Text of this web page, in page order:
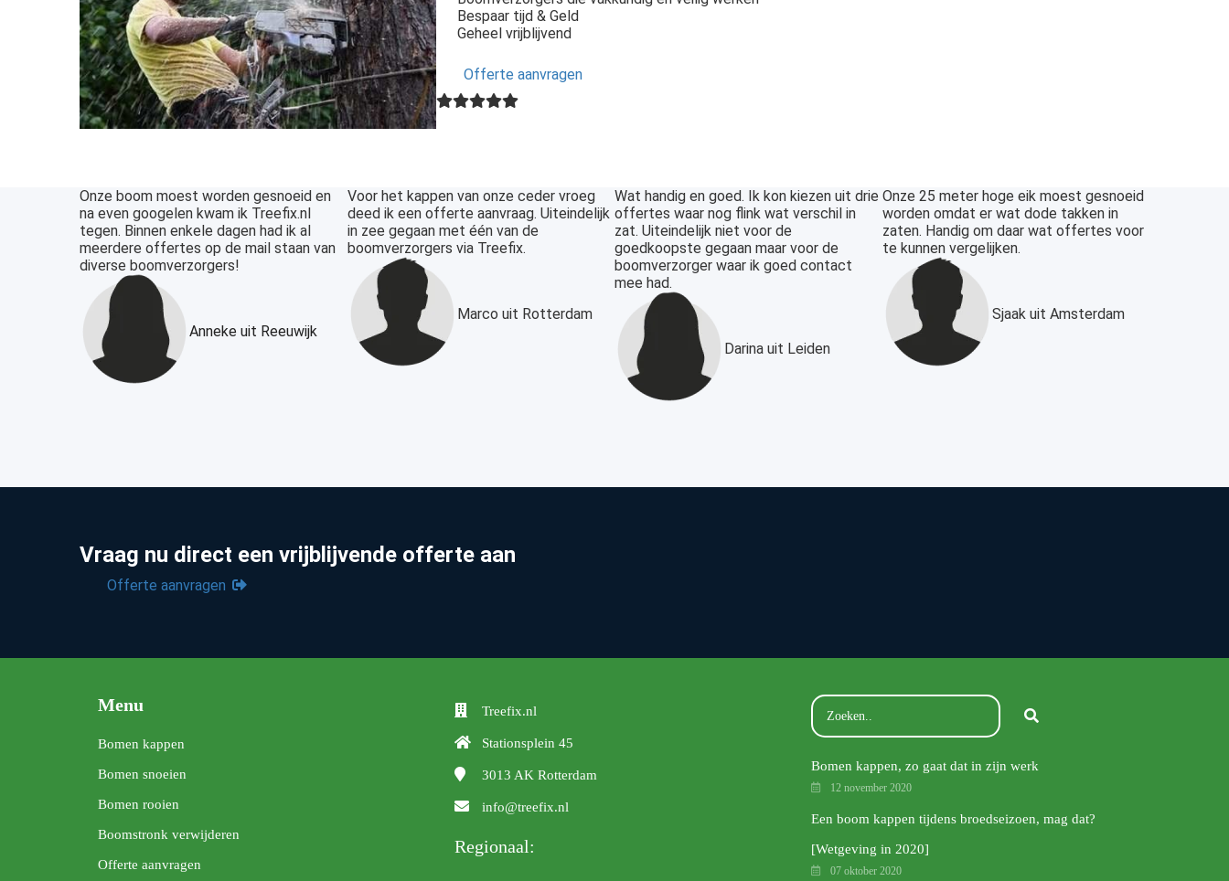
Bespaar tijd & Geld
Geheel vrijblijvend
Offerte aanvragen
Onze boom moest worden gesnoeid en
na even googelen kwam ik Treefix.nl
tegen. Binnen enkele dagen had ik al
meerdere offertes op de mail staan van
diverse boomverzorgers!
Anneke uit Reeuwijk
Voor het kappen van onze ceder vroeg
deed ik een offerte aanvraag. Uiteindelijk
in zee gegaan met één van de
boomverzorgers via Treefix.
Marco uit Rotterdam
Wat handig en goed. Ik kon kiezen uit drie
offertes waar nog flink wat verschil in
zat. Uiteindelijk niet voor de
goedkoopste gegaan maar voor de
boomverzorger waar ik goed contact
mee had.
Darina uit Leiden
Onze 25 meter hoge eik moest gesnoeid
worden omdat er wat dode takken in
zaten. Handig om daar wat offertes voor
te kunnen vergelijken.
Sjaak uit Amsterdam
Vraag nu direct een vrijblijvende offerte aan
Offerte aanvragen
Menu
Bomen kappen
Bomen snoeien
Bomen rooien
Boomstronk verwijderen
Offerte aanvragen
Treefix.nl
Stationsplein 45
3013 AK Rotterdam
info@treefix.nl
Regionaal:
Bomen kappen, zo gaat dat in zijn werk
12 november 2020
Een boom kappen tijdens broedseizoen, mag dat?
[Wetgeving in 2020]
07 oktober 2020